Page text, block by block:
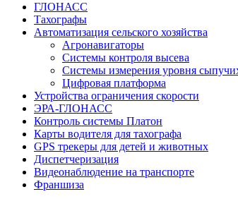
ГЛОНАСС
Тахографы
Автоматизация сельского хозяйства
Агронавигаторы
Системы контроля высева
Системы измерения уровня
Цифровая платформа
Устройства ограничения скорости
ЭРА-ГЛОНАСС
Контроль системы Платон
Карты водителя для тахографа
GPS трекеры для детей и животных
Диспетчеризация
Видеонаблюдение на транспорте
Франшиза